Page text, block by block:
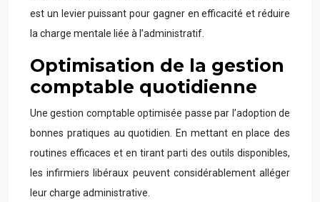
est un levier puissant pour gagner en efficacité et réduire
la charge mentale liée à l’administratif.
Optimisation de la gestion
comptable quotidienne
Une gestion comptable optimisée passe par l’adoption de
bonnes pratiques au quotidien. En mettant en place des
routines efficaces et en tirant parti des outils disponibles,
les infirmiers libéraux peuvent considérablement alléger
leur charge administrative.